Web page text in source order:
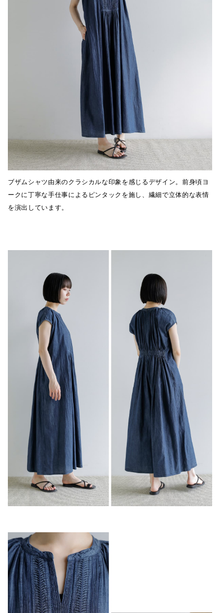
ブザムシャツ由来のクラシカルな印象を感じるデザイン。前身頃ヨ
ークに丁寧な手仕事によるピンタックを施し、繊細で立体的な表情
を演出しています。